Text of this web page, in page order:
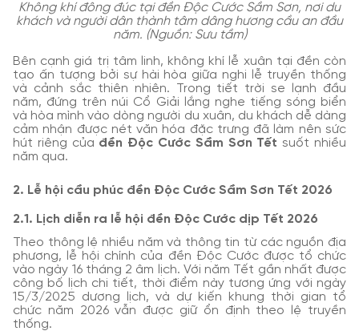
Không khí đông đúc tại đền Độc Cước Sầm Sơn, nơi du
khách và người dân thành tâm dâng hương cầu an đầu
năm. (Nguồn: Sưu tầm)
Bên cạnh giá trị tâm linh, không khí lễ xuân tại đền còn
tạo ấn tượng bởi sự hài hòa giữa nghi lễ truyền thống
và cảnh sắc thiên nhiên. Trong tiết trời se lạnh đầu
năm, đứng trên núi Cổ Giải lắng nghe tiếng sóng biển
và hòa mình vào dòng người du xuân, du khách dễ dàng
cảm nhận được nét văn hóa đặc trưng đã làm nên sức
hút riêng của đền Độc Cước Sầm Sơn Tết suốt nhiều
năm qua.
2. Lễ hội cầu phúc đền Độc Cước Sầm Sơn Tết 2026
2.1. Lịch diễn ra lễ hội đền Độc Cước dịp Tết 2026
Theo thông lệ nhiều năm và thông tin từ các nguồn địa
phương, lễ hội chính của đền Độc Cước được tổ chức
vào ngày 16 tháng 2 âm lịch. Với năm Tết gần nhất được
công bố lịch chi tiết, thời điểm này tương ứng với ngày
15/3/2025 dương lịch, và dự kiến khung thời gian tổ
chức năm 2026 vẫn được giữ ổn định theo lệ truyền
thống.